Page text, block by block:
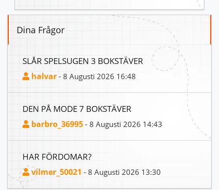
Dina Frågor
SLÅR SPELSUGEN 3 BOKSTÄVER
halvar - 8 Augusti 2026 16:48
DEN PÅ MODE 7 BOKSTÄVER
barbro_36995 - 8 Augusti 2026 14:43
HAR FÖRDOMAR?
vilmer_50021 - 8 Augusti 2026 13:30